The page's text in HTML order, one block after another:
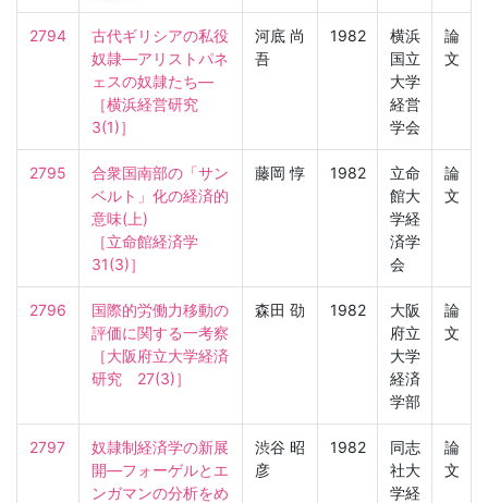
2794
古代ギリシアの私役
奴隷―アリストパネ
ェスの奴隷たち―
［横浜経営研究
3(1)］
河底 尚
吾
1982
横浜
国立
大学
経営
学会
論
文
2795
合衆国南部の「サン
ベルト」化の経済的
意味(上)
［立命館経済学
31(3)］
藤岡 惇 1982
立命
館大
学経
済学
会
論
文
2796
国際的労働力移動の
評価に関する一考察
［大阪府立大学経済
研究　27(3)］
森田 劭 1982
大阪
府立
大学
経済
学部
論
文
2797
奴隷制経済学の新展
開—フォーゲルとエ
ンガマンの分析をめ
渋谷 昭
彦
1982
同志
社大
学経
論
文